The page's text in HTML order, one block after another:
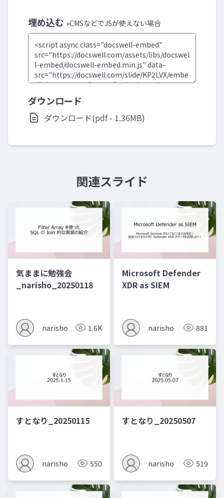
埋め込む »CMSなどでJSが使えない場合
ダウンロード
ダウンロード(pdf - 1.36MB)
関連スライド
気ままに勉強会
_narisho_20250118
narisho 1.6K
Microsoft Defender
XDR as SIEM
narisho 881
すとなり_20250115
narisho 550
すとなり_20250507
narisho 519